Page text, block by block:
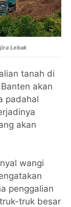
Lebak
tanah di
akan
padahal
akan
wangi
penggalian
truk besar